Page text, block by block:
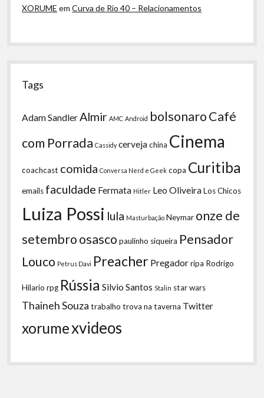
XORUME emCurva de Rio 40 – Relacionamentos
Tags
Adam Sandler Almir AMC Android bolsonaroCafé
com Porrada Cassidy cervejachina Cinema
coachcast comida Conversa Nerd e Geek copa Curitiba
emails faculdade Fermata Hitler Leo OliveiraLos Chicos
Luiza Possi lula Masturbação Neymar onze de
setembroosasco paulinho siqueira Pensador
Louco Petrus Davi Preacher Pregadorripa Rodrigo
Hilario rpg Rússia Silvio Santos Stalin star wars
Thaineh Souza trabalho trova na taverna Twitter
xorumexvideos